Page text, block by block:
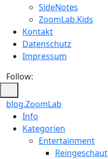
SideNotes
ZoomLab.Kids
Kontakt
Datenschutz
Impressum
Follow:
blog.ZoomLab
ZoomLab
//
Info
Kategorien
Entertainment
Reingeschaut